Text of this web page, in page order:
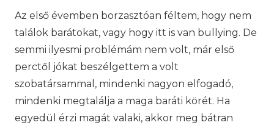
Az első évemben borzasztóan féltem, hogy nem
találok barátokat, vagy hogy itt is van bullying. De
semmi ilyesmi problémám nem volt, már első
perctől jókat beszélgettem a volt
szobatársammal, mindenki nagyon elfogadó,
mindenki megtalálja a maga baráti körét. Ha
egyedül érzi magát valaki, akkor meg bátran